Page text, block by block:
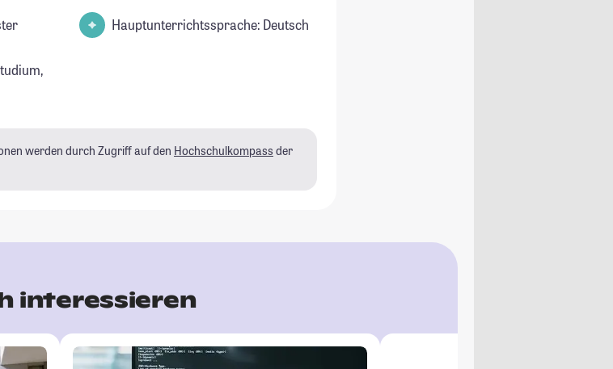
Hauptunterrichtssprache: Deutsch
werden durch Zugriff auf den Hochschulkompass der
interessieren